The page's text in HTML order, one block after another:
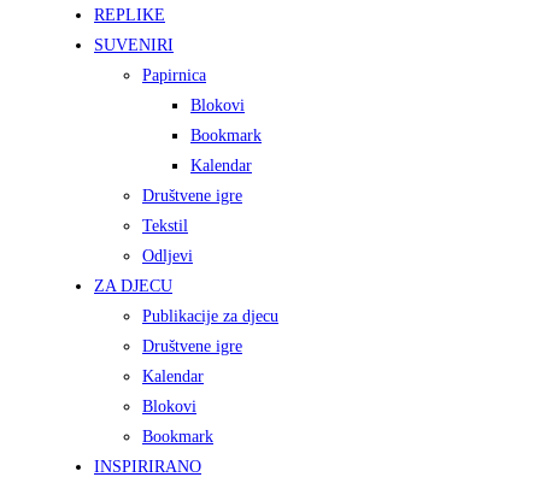
REPLIKE
SUVENIRI
Papirnica
Blokovi
Bookmark
Kalendar
Društvene igre
Tekstil
Odljevi
ZA DJECU
Publikacije za djecu
Društvene igre
Kalendar
Blokovi
Bookmark
INSPIRIRANO